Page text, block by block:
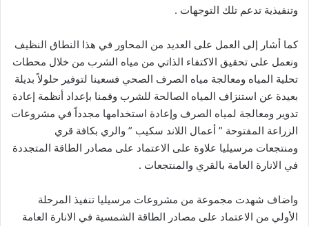
وتنفيذية تدعم تلك التوجهات .
كما أشار إلى العمل على العديد من المحاور في هذا النطاق النظيف
ونعمل على تحقيق الاكتفاء الذاتي من مياه الشرب من خلال محطات
تحلية المياه ومعالجة مياه الصرف الصحي فسعينا لتوفير حلولاً بديلة
بعيدة عن استنزاف المياه الصالحة للشرب وقمنا بإعداد أنظمة إعادة
تدوير ومعالجة لمياه الصرف وإعادة استخدامها مجدداً في مشروعات
الزراعة المفتوحة ” أعمال اللاند سكيب ” والري بكافة قري
ومنتجعات مرسيليا علاوة على الاعتماد على مصادر الطاقة المتجددة
في الانارة العامة بالقري والمنتجعات .
واضاف شهدت مجموعة من مشروعات مرسيليا تنفيذ المرحلة
الأولي من الاعتماد على مصادر الطاقة الشمسية في الانارة العامة